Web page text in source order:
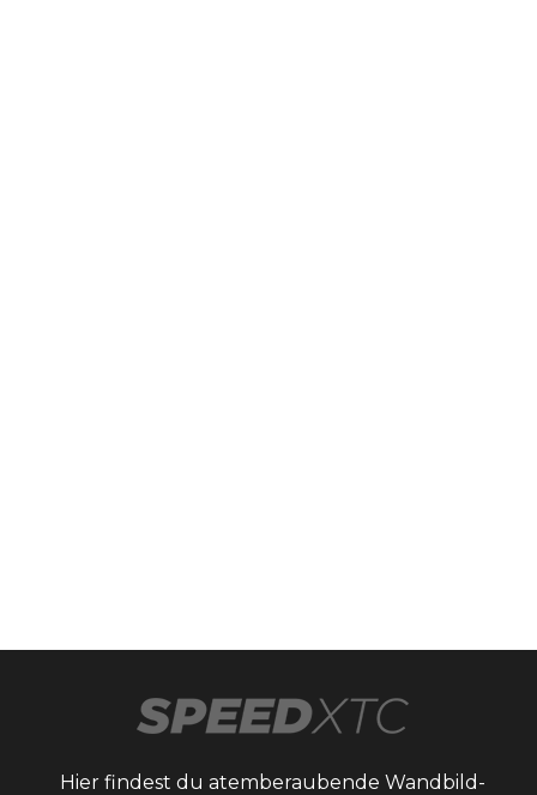
Hier findest du atemberaubende Wandbild-